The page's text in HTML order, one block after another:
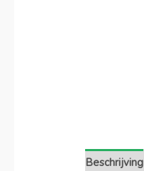
Beschrijving